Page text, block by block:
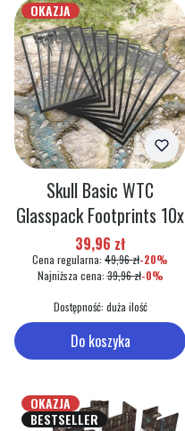
OKAZJA
Do koszyka
Skull Basic WTC
Glasspack Footprints 10x
Cena promocyjna
39,96 zł
Cena regularna: 49,96 zł-20%
Najniższa cena: 39,96 zł-0%
Dostępność: duża ilość
OKAZJA
BESTSELLER